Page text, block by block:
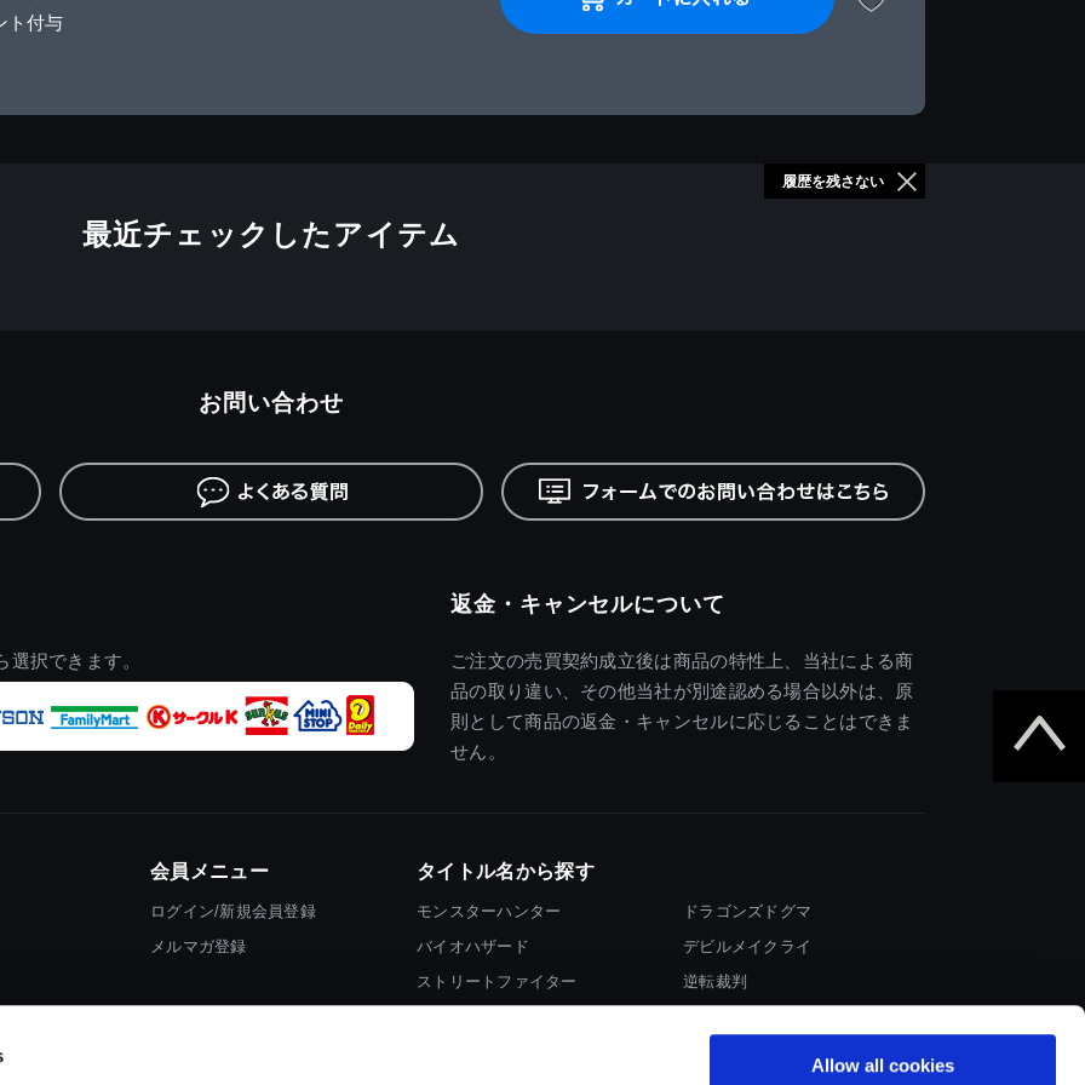
Allow all cookies
ト付与
最近チェックしたアイテム
履歴を残さない
択できます。
返金・キャンセルについて
ご注文の売買契約成立後は商品の特性上、当社による商
品の取り違い、その他当社が別途認める場合以外は、原
則として商品の返金・キャンセルに応じることはできま
せん。
お問い合わせ
会員メニュー
ログイン/新規会員登録
メルマガ登録
タイトル名から探す
モンスターハンター
バイオハザード
ストリートファイター
ドラゴンズドグマ
デビルメイクライ
逆転裁判